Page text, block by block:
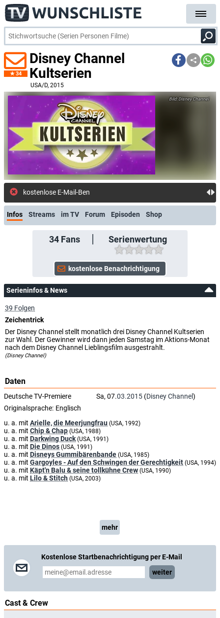
34
Disney Channel
Kultserien
USA/D, 2015
Disney Channel
kostenlose E-Mail-Benachrichtigung bei Strea
Infos Streams im TV Forum Episoden Shop
34Fans Serienwertung
Serieninfos & News
39 Folgen
Zeichentrick
Der Disney Channel stellt monatlich drei Disney Channel Kultserien
zur Wahl. Der Gewinner wird dann jeden Samstag im Aktions-Monat
nach dem Disney Channel Lieblingsfilm ausgestrahlt.
(Disney Channel)
Daten
Deutsche TV-Premiere Sa, 07.03.2015 (Disney Channel)
Originalsprache: Englisch
u. a. mit Arielle, die Meerjungfrau (USA, 1992)
u. a. mit Chip & Chap (USA, 1988)
u. a. mit Darkwing Duck (USA, 1991)
u. a. mit Die Dinos (USA, 1991)
u. a. mit Disneys Gummibärenbande (USA, 1985)
u. a. mit Gargoyles - Auf den Schwingen der Gerechtigkeit (USA, 1994)
u. a. mit Käpt'n Balu & seine tollkühne Crew (USA, 1990)
u. a. mit Lilo & Stitch (USA, 2003)
mehr
Kostenlose Startbenachrichtigung per E-Mail
weiter
Cast & Crew